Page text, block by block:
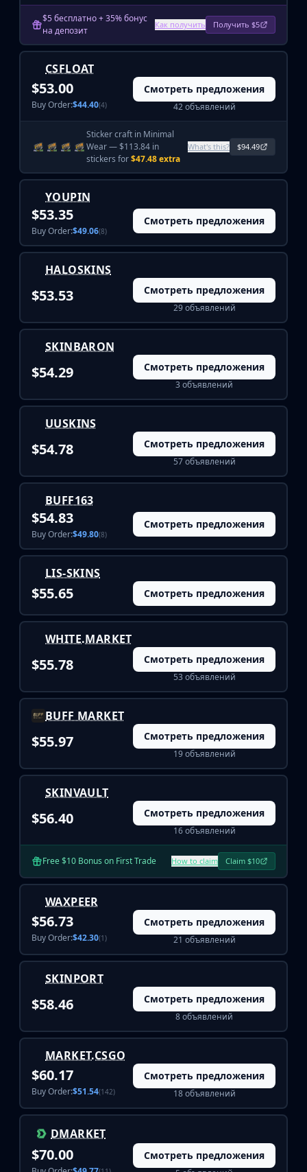
Items
Stickers
Charms
Graffiti
Music Kits
Souvenir Packages
Keychains
Best Skins
Trending
Highlights
For You
Guides
Investing
Safe Trading
Markets
Compare
Community
Cases
All collections
Markets
All markets
CS.Money
CSFloat
Skinport
DMarket
Skinbaron
Skinswap
Tradeit
Lis-Skins
Market.CSGO
White Market
Youpin
iTradeGG
Skinplace
UUSkins
$5 бесплатно + 35% бонус
на депозит
Как получить Получить $5
CSFLOAT
$53.00
Buy Order:$44.40(4)
Смотреть предложения
42 объявлений
Sticker craft in Minimal
Wear — $113.84 in
stickers for$47.48 extra
What's this? $94.49
YOUPIN
$53.35
Buy Order:$49.06(8)
Смотреть предложения
HALOSKINS
$53.53 Смотреть предложения
29 объявлений
SKINBARON
$54.29 Смотреть предложения
3 объявлений
UUSKINS
$54.78 Смотреть предложения
57 объявлений
BUFF163
$54.83
Buy Order:$49.80(8)
Смотреть предложения
LIS-SKINS
$55.65 Смотреть предложения
WHITE.MARKET
$55.78 Смотреть предложения
53 объявлений
BUFF MARKET
$55.97 Смотреть предложения
19 объявлений
SKINVAULT
$56.40 Смотреть предложения
16 объявлений
Free $10 Bonus on First Trade How to claim Claim $10
WAXPEER
$56.73
Buy Order:$42.30(1)
Смотреть предложения
21 объявлений
SKINPORT
$58.46 Смотреть предложения
8 объявлений
MARKET.CSGO
$60.17
Buy Order:$51.54(142)
Смотреть предложения
18 объявлений
DMARKET
$70.00 Смотреть предложения